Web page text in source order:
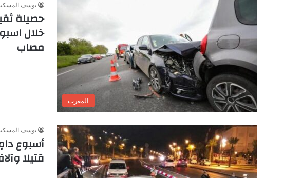
المغرب
يوسف
حصيلة
مصاب
يوسف
قتيلا